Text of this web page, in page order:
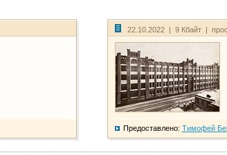
22.10.2022 | 9 Кбайт |
Предоставлено: Тимофей